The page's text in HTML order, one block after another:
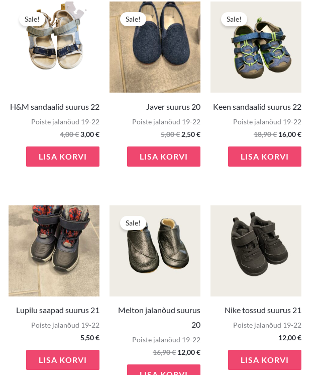
Sale!
H&M sandaalid suurus 22
Poiste jalanõud 19-22
4,00€
hind
oli:
3,00€
Praegune
hind
3,00 €.
LISA KORVI
Sale!
Javer suurus 20
Poiste jalanõud 19-22
5,00€
Algne
hind
oli:
5,00 €.
2,50€
hind
LISA KORVI
Sale!
Keen sandaalid suurus 22
Poiste jalanõud 19-22
18,90€
18,90 €.
16,00€
LISA KORVI
Lupilu saapad suurus 21
Poiste jalanõud 19-22
5,50€
LISA KORVI
Sale!
Melton jalanõud suurus
20
Poiste jalanõud 19-22
16,90€
oli:
16,90 €.
12,00€
Nike tossud suurus 21
Poiste jalanõud 19-22
12,00€
LISA KORVI